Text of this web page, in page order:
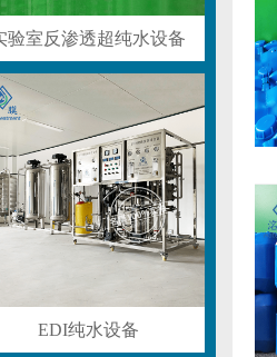
验室反渗透超纯水设备
EDI纯水设备